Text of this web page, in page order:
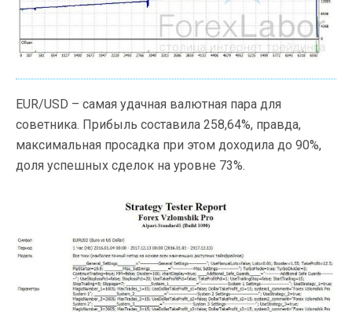
EUR/USD – самая удачная валютная пара для
советника. Прибыль составила 258,64%, правда,
максимальная просадка при этом доходила до 90%,
доля успешных сделок на уровне 73%.